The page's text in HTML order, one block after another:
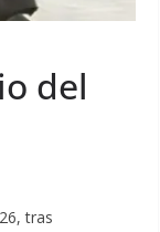
del
tras